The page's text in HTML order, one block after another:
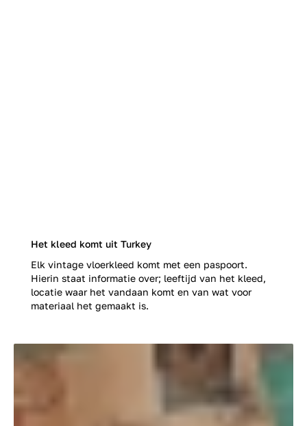
Het kleed komt uit Turkey
Elk vintage vloerkleed komt met een paspoort.
Hierin staat informatie over; leeftijd van het kleed,
locatie waar het vandaan komt en van wat voor
materiaal het gemaakt is.